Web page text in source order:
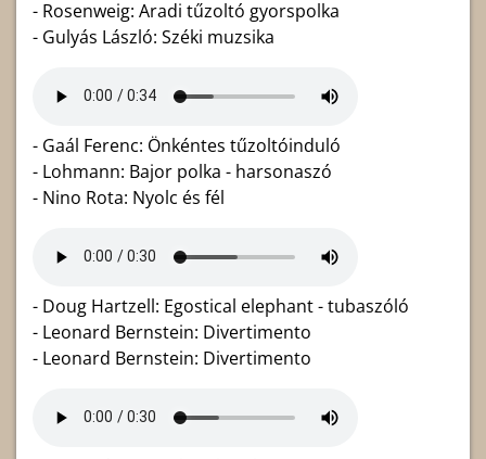
- Rosenweig: Aradi tűzoltó gyorspolka
- Gulyás László: Széki muzsika
- Gaál Ferenc: Önkéntes tűzoltóinduló
- Lohmann: Bajor polka - harsonaszó
- Nino Rota: Nyolc és fél
- Doug Hartzell: Egostical elephant - tubaszóló
- Leonard Bernstein: Divertimento
- Leonard Bernstein: Divertimento